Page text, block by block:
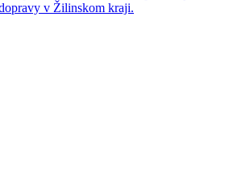
v Žilinskom kraji.